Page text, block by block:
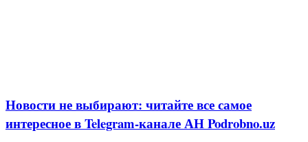
Новости не выбирают: читайте все самое
интересное в Telegram-канале АН Podrobno.uz